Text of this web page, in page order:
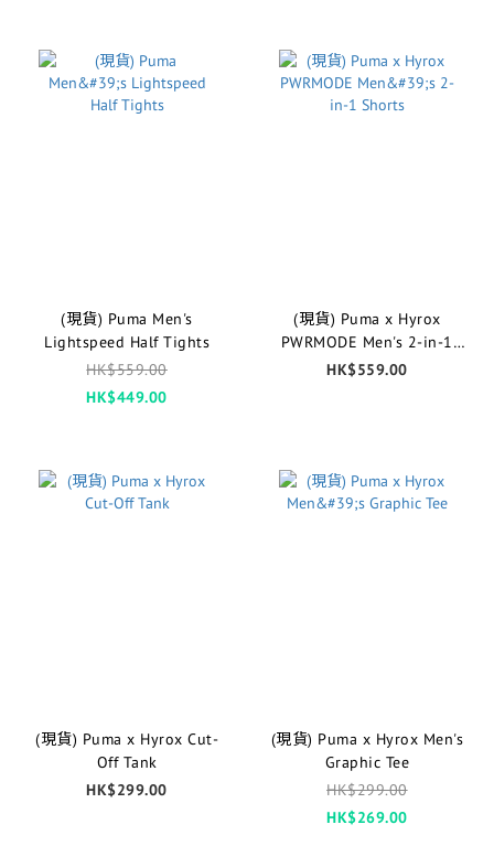
(現貨) Puma Men's
Lightspeed Half Tights
HK$559.00
HK$449.00
(現貨) Puma x Hyrox
PWRMODE Men's 2-in-1
Shorts
HK$559.00
(現貨) Puma x Hyrox Cut-
Off Tank
HK$299.00
(現貨) Puma x Hyrox Men's
Graphic Tee
HK$299.00
HK$269.00